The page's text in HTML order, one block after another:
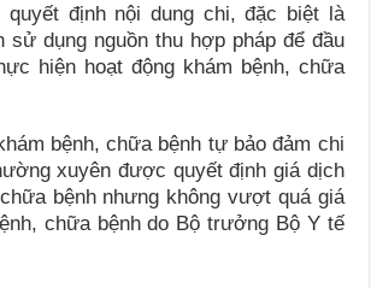
định nội dung chi, đặc biệt là
sử dụng nguồn thu hợp pháp để đầu
hiện hoạt động khám bệnh, chữa
bệnh, chữa bệnh tự bảo đảm chi
xuyên được quyết định giá dịch
bệnh nhưng không vượt quá giá
chữa bệnh do Bộ trưởng Bộ Y tế